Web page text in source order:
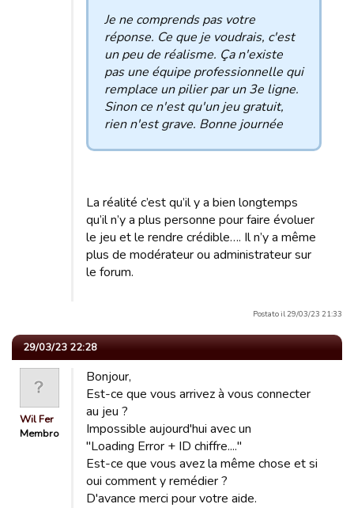
Je ne comprends pas votre
réponse. Ce que je voudrais, c'est
un peu de réalisme. Ça n'existe
pas une équipe professionnelle qui
remplace un pilier par un 3e ligne.
Sinon ce n'est qu'un jeu gratuit,
rien n'est grave. Bonne journée
La réalité c’est qu’il y a bien longtemps
qu’il n’y a plus personne pour faire évoluer
le jeu et le rendre crédible…. Il n’y a même
plus de modérateur ou administrateur sur
le forum.
Postato il 29/03/23 21:33
29/03/23 22:28
Wil Fer
Membro
Bonjour,
Est-ce que vous arrivez à vous connecter
au jeu ?
Impossible aujourd'hui avec un
"Loading Error + ID chiffre...."
Est-ce que vous avez la même chose et si
oui comment y remédier ?
D'avance merci pour votre aide.